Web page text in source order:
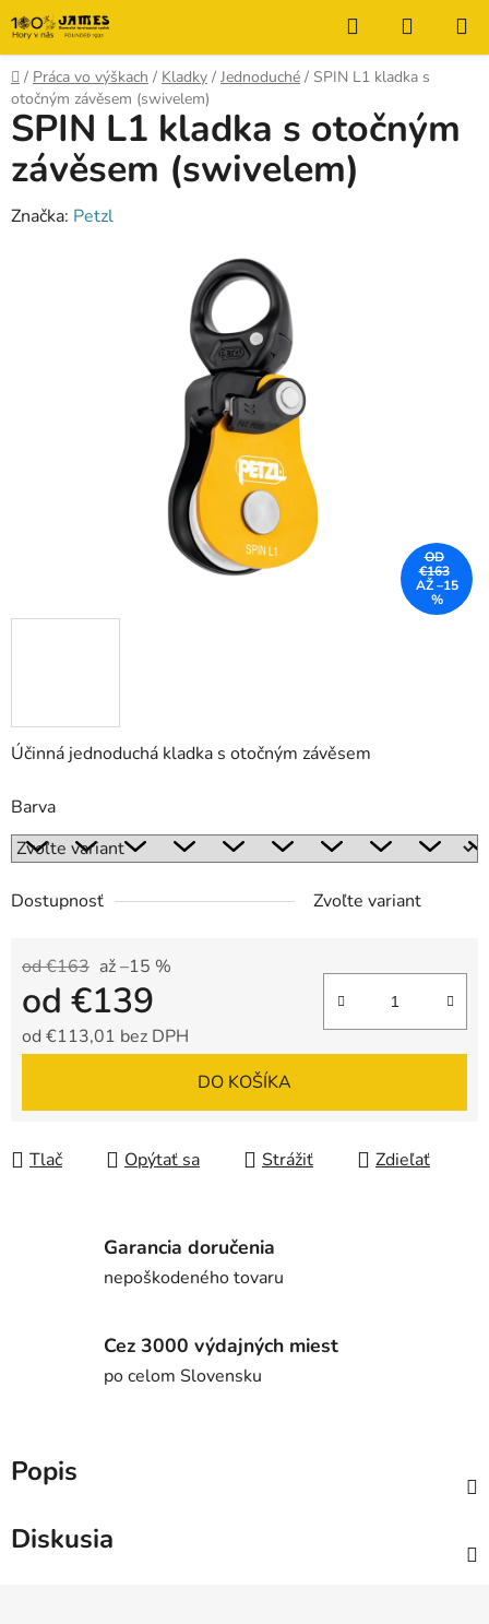
Prejsť
na
obsah
Hľadať
KOŠÍK
Domov
/ Práca vo výškach / Kladky / Jednoduché / SPIN L1 kladka s
otočným závěsem (swivelem)
Účinná jednoduchá kladka s otočným závěsem
Barva
Dostupnosť Zvoľte variant
od €163 až –15 %
od €139
od €113,01 bez DPH
DO KOŠÍKA
Tlač Opýtať sa Strážiť Zdieľať
SPIN L1 kladka s otočným
závěsem (swivelem)
Značka: Petzl
OD
€163
AŽ –15
%
Garancia doručenia
nepoškodeného tovaru
Cez 3000 výdajných miest
po celom Slovensku
Popis
Diskusia